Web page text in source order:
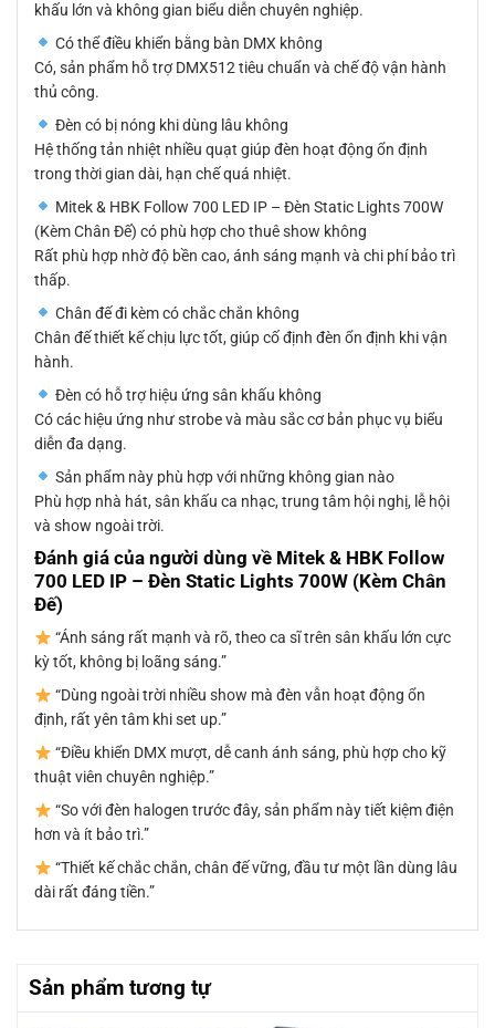
khấu lớn và không gian biểu diễn chuyên nghiệp.
Có thể điều khiển bằng bàn DMX không
Có, sản phẩm hỗ trợ DMX512 tiêu chuẩn và chế độ vận hành
thủ công.
Đèn có bị nóng khi dùng lâu không
Hệ thống tản nhiệt nhiều quạt giúp đèn hoạt động ổn định
trong thời gian dài, hạn chế quá nhiệt.
Mitek & HBK Follow 700 LED IP – Đèn Static Lights 700W
(Kèm Chân Đế) có phù hợp cho thuê show không
Rất phù hợp nhờ độ bền cao, ánh sáng mạnh và chi phí bảo trì
thấp.
Chân đế đi kèm có chắc chắn không
Chân đế thiết kế chịu lực tốt, giúp cố định đèn ổn định khi vận
hành.
Đèn có hỗ trợ hiệu ứng sân khấu không
Có các hiệu ứng như strobe và màu sắc cơ bản phục vụ biểu
diễn đa dạng.
Sản phẩm này phù hợp với những không gian nào
Phù hợp nhà hát, sân khấu ca nhạc, trung tâm hội nghị, lễ hội
và show ngoài trời.
Đánh giá của người dùng về Mitek & HBK Follow
700 LED IP – Đèn Static Lights 700W (Kèm Chân
Đế)
“Ánh sáng rất mạnh và rõ, theo ca sĩ trên sân khấu lớn cực
kỳ tốt, không bị loãng sáng.”
“Dùng ngoài trời nhiều show mà đèn vẫn hoạt động ổn
định, rất yên tâm khi set up.”
“Điều khiển DMX mượt, dễ canh ánh sáng, phù hợp cho kỹ
thuật viên chuyên nghiệp.”
“So với đèn halogen trước đây, sản phẩm này tiết kiệm điện
hơn và ít bảo trì.”
“Thiết kế chắc chắn, chân đế vững, đầu tư một lần dùng lâu
dài rất đáng tiền.”
Sản phẩm tương tự